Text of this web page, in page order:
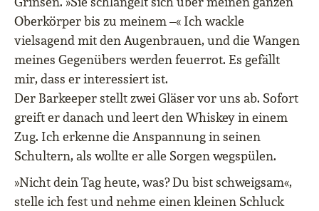
Oberkörper bis zu meinem –« Ich wackle
vielsagend mit den Augenbrauen, und die Wangen
meines Gegenübers werden feuerrot. Es gefällt
mir, dass er interessiert ist.
Der Barkeeper stellt zwei Gläser vor uns ab. Sofort
greift er danach und leert den Whiskey in einem
Zug. Ich erkenne die Anspannung in seinen
Schultern, als wollte er alle Sorgen wegspülen.
»Nicht dein Tag heute, was? Du bist schweigsam«,
stelle ich fest und nehme einen kleinen Schluck